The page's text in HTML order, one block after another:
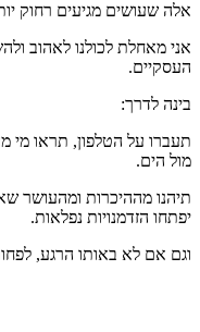
אלה שעושים מגיעים רחוק
אני מאחלת לכולנו לאהוב
העסקיים.
בינה לדרך:
תעברו על הטלפון, תראו מי
מול הים.
תיהנו מההיכרות ומהעושר
יפתחו הזדמנויות נפלאות.
וגם אם לא באותו הרגע,